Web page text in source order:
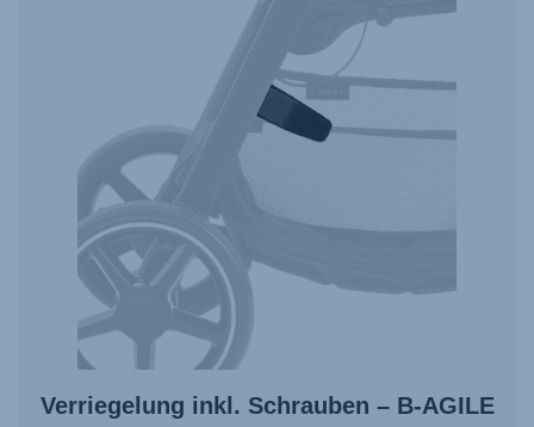
Verriegelung inkl. Schrauben – B-AGILE